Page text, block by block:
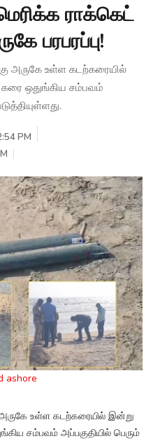
ராக்கெட்
பரபரப்பு!
அருகே உள்ள கடற்கரையில்
ஒதுங்கிய சம்பவம்
PM
ashore
உள்ள கடற்கரையில் இன்று
சம்பவம் அப்பகுதியில் பெரும்